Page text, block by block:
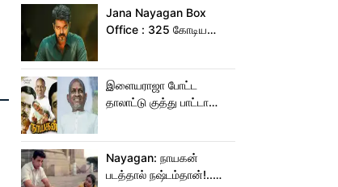
ஸ்பைடர் மேன் பிராண்ட் நியூ
டே?
Jana Nayagan Box
Office : 325 கோடிய
இளையராஜா போட்ட
தாலாட்டு குத்து பாட்டா
Nayagan: நாயகன்
படத்தால் நஷ்டம்தான்!..